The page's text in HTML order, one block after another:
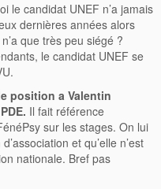
le candidat UNEF n’a jamais
dernières années alors
que très peu siégé ?
le candidat UNEF se
position a Valentin
Il fait référence
sur les stages. On lui
et qu’elle n’est
nationale. Bref pas